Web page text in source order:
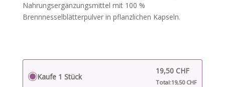
Nahrungsergänzungsmittel mit 100 %
Brennnesselblätterpulver in pflanzlichen Kapseln.
Kaufe 1 Stück
19,50 CHF
Total:19,50 CHF